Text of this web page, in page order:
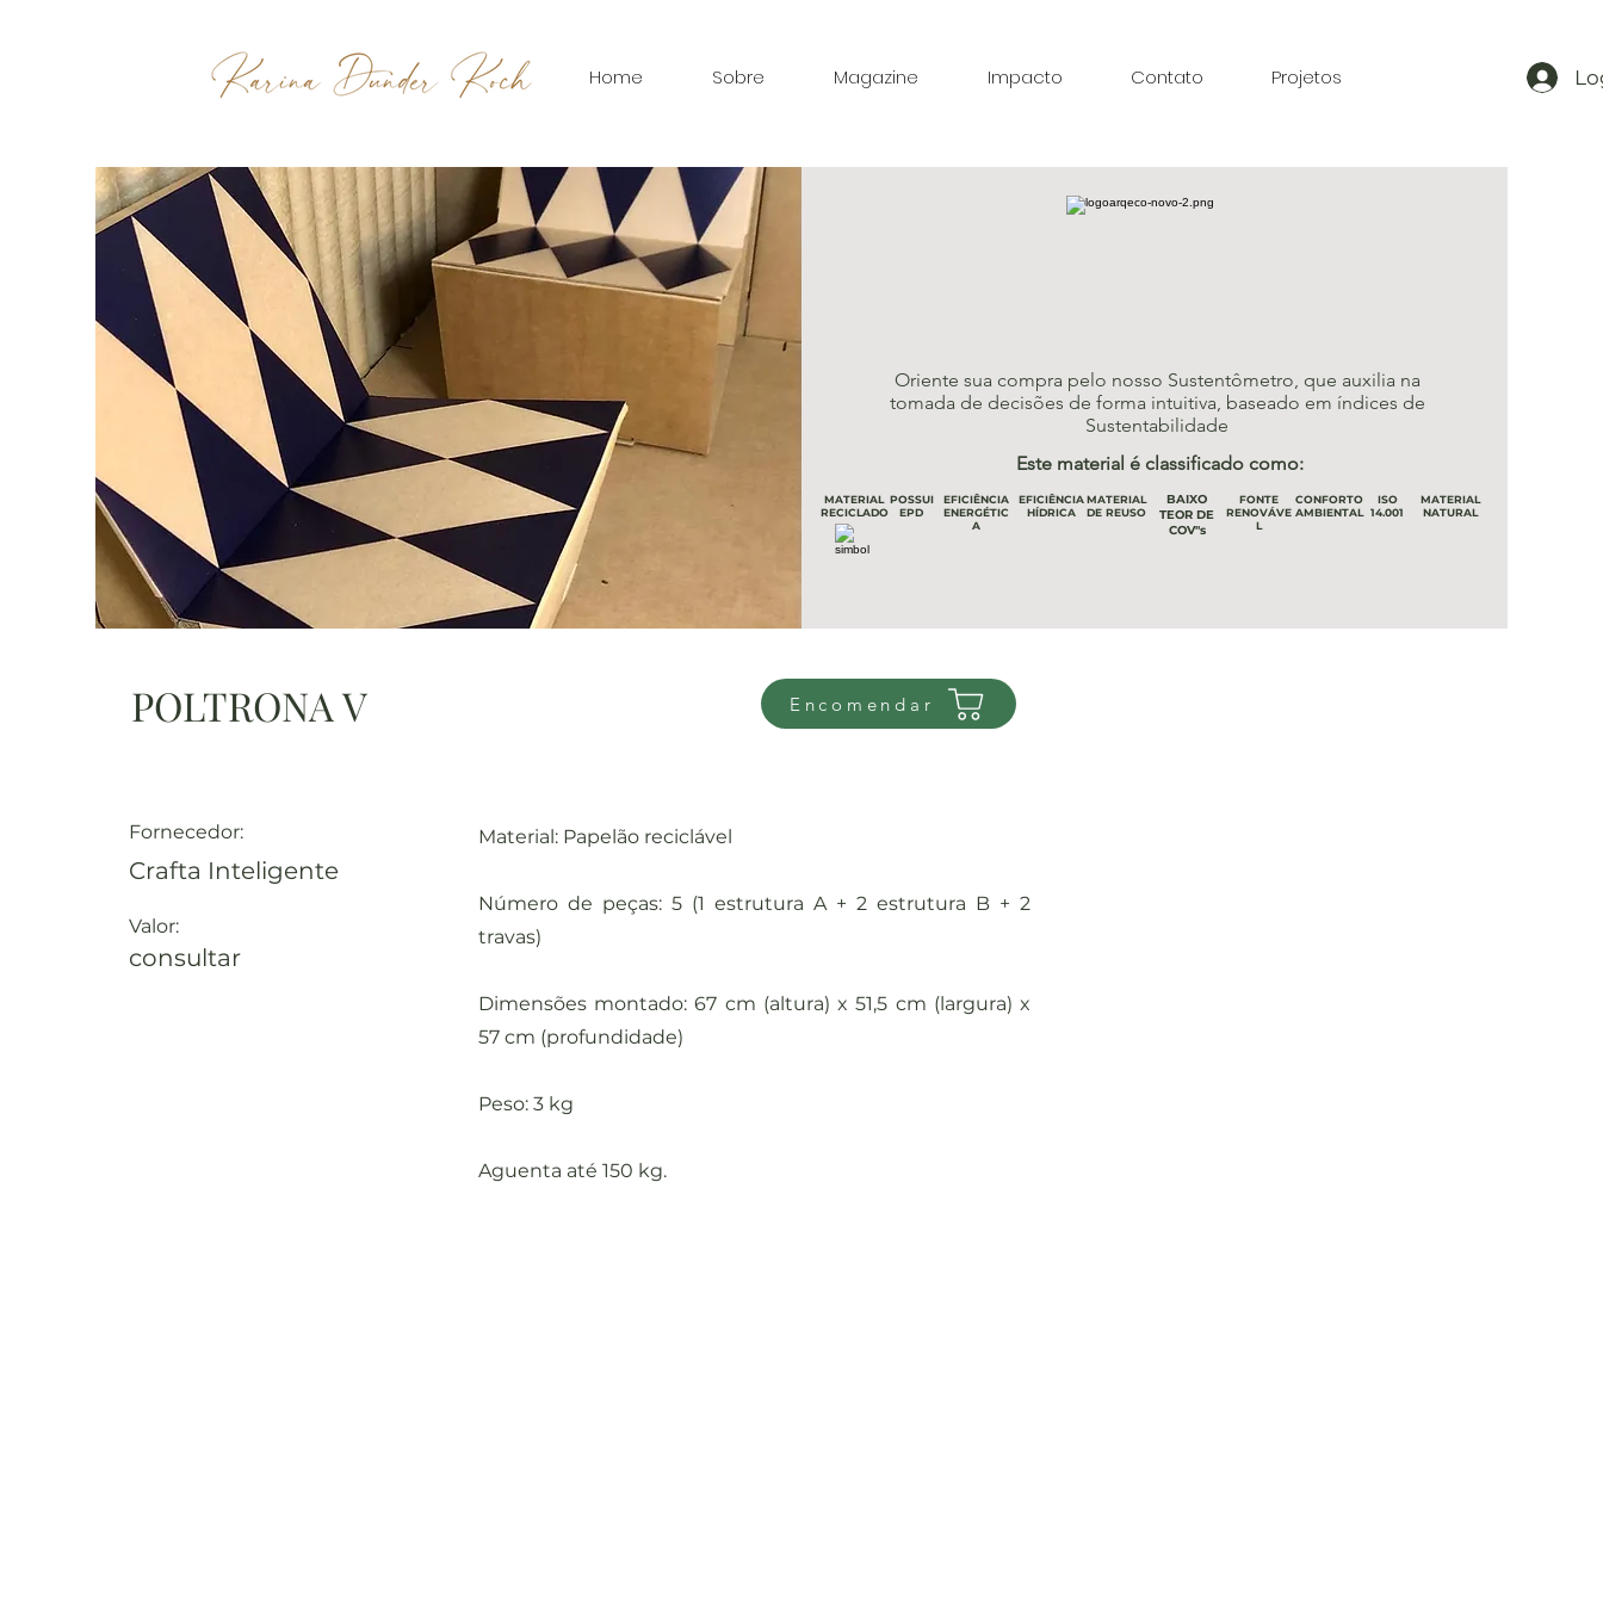
Home Sobre Magazine Impacto Contato Projetos
Oriente sua compra pelo nosso Sustentômetro, que auxilia na
tomada de decisões de forma intuitiva, baseado em índices de
Sustentabilidade
Este material é classificado como:
MATERIAL
RECICLADO
POSSUI
EPD
EFICIÊNCIA
ENERGÉTIC
A
EFICIÊNCIA
HÍDRICA
MATERIAL
DE REUSO
BAIXO
TEOR DE
COV"s
FONTE
RENOVÁVE
L
CONFORTO
AMBIENTAL
ISO
14.001
MATERIAL
NATURAL
POLTRONA V Encomendar
Fornecedor:
Crafta Inteligente
Valor:
consultar
Material: Papelão reciclável
Número de peças: 5 (1 estrutura A + 2 estrutura B + 2
travas)
Dimensões montado: 67 cm (altura) x 51,5 cm (largura) x
57 cm (profundidade)
Peso: 3 kg
Aguenta até 150 kg.